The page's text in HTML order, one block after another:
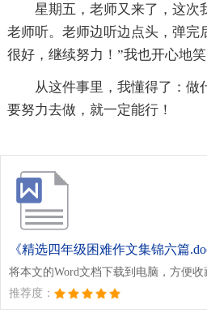
星期五，老师又来了，这次
老师听。老师边听边点头，弹完
很好，继续努力！”我也开心地笑
从这件事里，我懂得了：做
要努力去做，就一定能行！
《精选四年级困难作文集锦六篇
将本文的Word文档下载到电脑，方便收
推荐度：